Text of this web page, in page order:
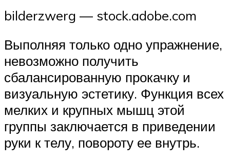
bilderzwerg — stock.adobe.com
Выполняя только одно упражнение,
невозможно получить
сбалансированную прокачку и
визуальную эстетику. Функция всех
мелких и крупных мышц этой
группы заключается в приведении
руки к телу, повороту ее внутрь.